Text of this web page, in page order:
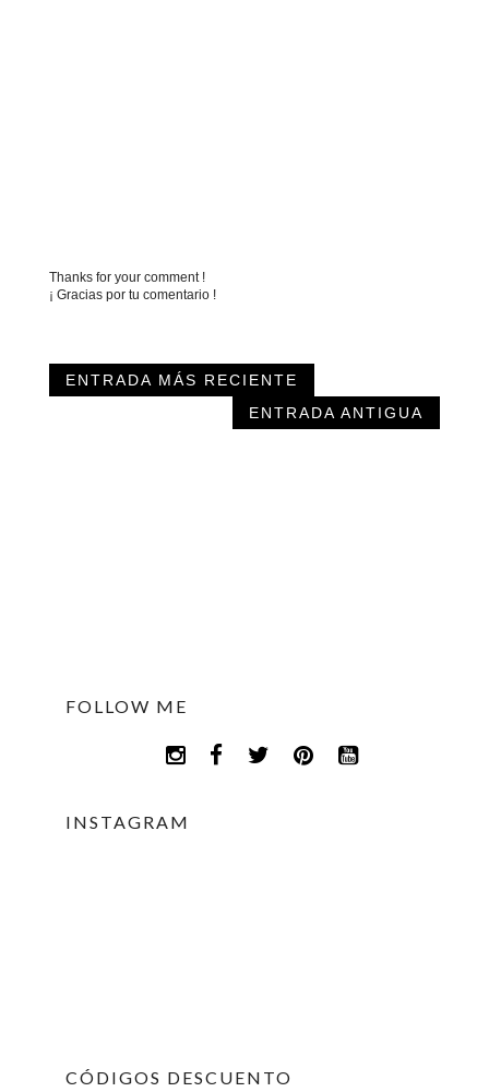
Thanks for your comment !
¡ Gracias por tu comentario !
ENTRADA MÁS RECIENTE
ENTRADA ANTIGUA
FOLLOW ME
INSTAGRAM
CÓDIGOS DESCUENTO